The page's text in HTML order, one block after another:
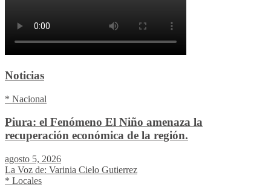
Noticias
* Nacional
Piura: el Fenómeno El Niño amenaza la
recuperación económica de la región.
agosto 5, 2026
La Voz de: Varinia Cielo Gutierrez
* Locales